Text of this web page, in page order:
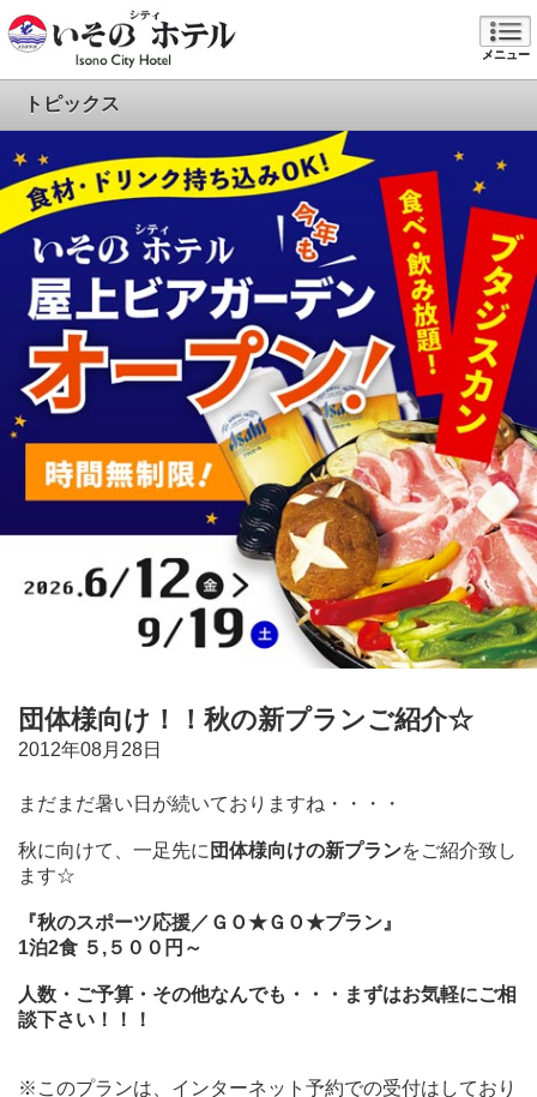
メニュー
トピックス
団体様向け！！秋の新プランご紹介☆
2012年08月28日
まだまだ暑い日が続いておりますね・・・・
秋に向けて、一足先に 団体様向けの新プランをご紹介致し
ます☆
『秋のスポーツ応援／ＧＯ★ＧＯ★プラン』
1泊2食 ５,５００円～
人数・ご予算・その他なんでも・・・まずはお気軽にご相
談下さい！！！
※このプランは、インターネット予約での受付はしており